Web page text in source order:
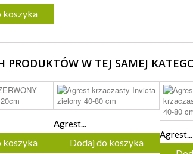
koszyka
PRODUKTÓW W TEJ SAMEJ
koszyka
Agrest...
Dodaj do koszyka
Agrest...